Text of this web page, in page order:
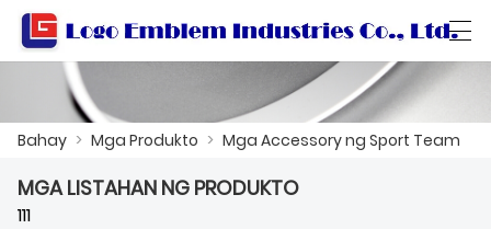
BAHAY
العربية Български Català
Bahay > Mga Produkto > Mga Accessory ng Sport Team
MGA LISTAHAN NG PRODUKTO
111